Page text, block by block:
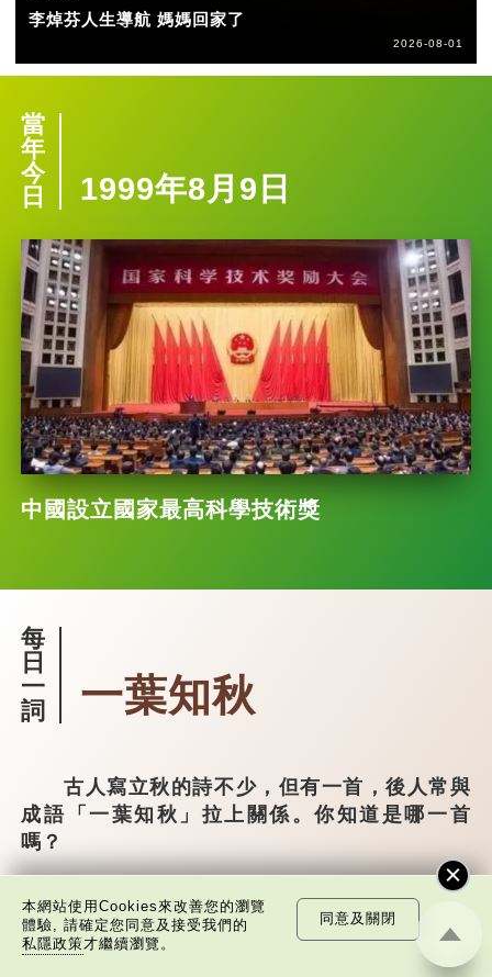
李焯芬人生導航 媽媽回家了
2026-08-01
當
年
今
日
1999年8月9日
中國設立國家最高科學技術獎
每
日
一
詞
一葉知秋
古人寫立秋的詩不少，但有一首，後人常與
成語「一葉知秋」拉上關係。你知道是哪一首
嗎？
乳鴉啼散玉屏空，一枕新涼一扇風。 睡
本網站使用Cookies來改善您的瀏覽
體驗, 請確定您同意及接受我們的
私隱政策才繼續瀏覽。
同意及關閉